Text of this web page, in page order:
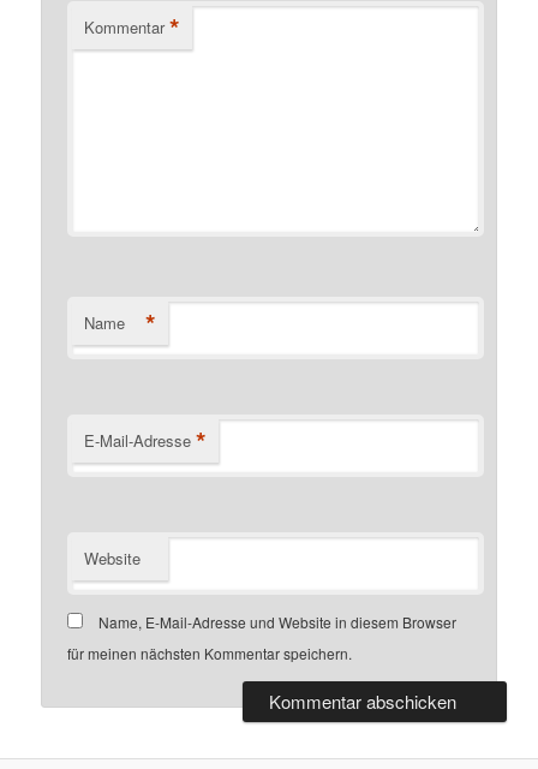
Kommentar *
Name *
E-Mail-Adresse *
Website
Name, E-Mail-Adresse und Website in diesem Browser
für meinen nächsten Kommentar speichern.